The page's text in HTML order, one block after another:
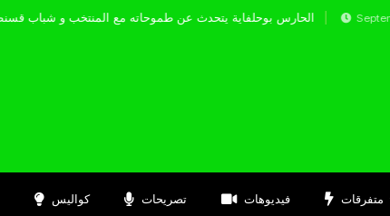
الحارس بوحلفاية يتحدث عن طموحاته مع Septembre 17, 2024
كواليس تصريحات فيديوهات متفرقات